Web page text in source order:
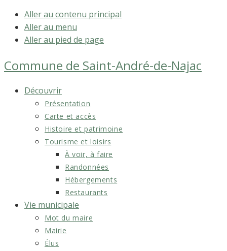
Aller au contenu principal
Aller au menu
Aller au pied de page
Commune de Saint-André-de-Najac
Découvrir
Présentation
Carte et accès
Histoire et patrimoine
Tourisme et loisirs
À voir, à faire
Randonnées
Hébergements
Restaurants
Vie municipale
Mot du maire
Mairie
Élus